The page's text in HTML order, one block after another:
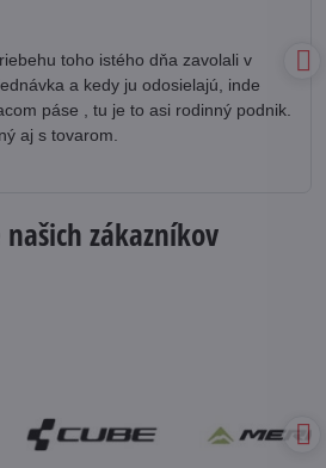
toho istého dňa zavolali v
a kedy ju odosielajú, inde
páse , tu je to asi rodinný podnik.
aj s tovarom.
našich zákazníkov